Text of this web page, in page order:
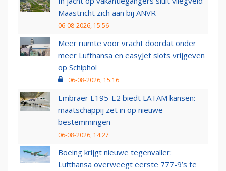
Maastricht zich aan bij ANVR
06-08-2026, 15:56
Meer ruimte voor vracht doordat onder
meer Lufthansa en easyJet slots vrijgeven
op Schiphol
06-08-2026, 15:16
Embraer E195-E2 biedt LATAM kansen:
maatschappij zet in op nieuwe
bestemmingen
06-08-2026, 14:27
Boeing krijgt nieuwe tegenvaller:
Lufthansa overweegt eerste 777-9’s te